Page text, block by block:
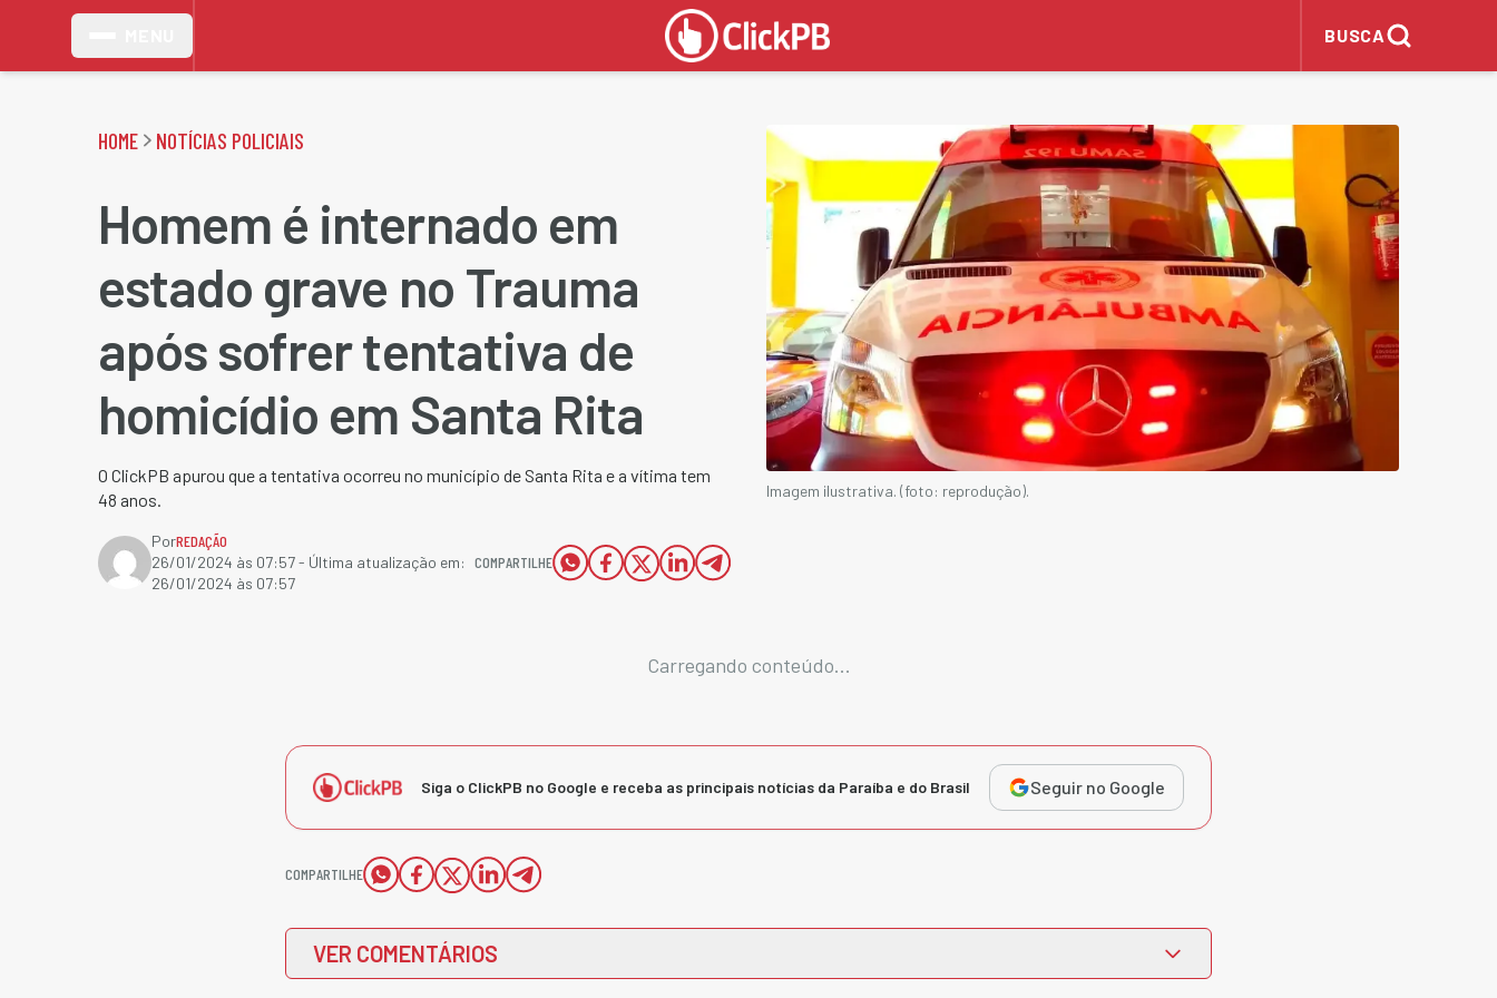
BUSCA
HOME NOTÍCIAS POLICIAIS
Homem é internado em
estado grave no Trauma
após sofrer tentativa de
homicídio em Santa Rita
O ClickPB apurou que a tentativa ocorreu no município de Santa Rita e a vítima tem
48 anos.
PorREDAÇÃO
26/01/2024 às 07:57- Última atualização em:
26/01/2024 às 07:57
COMPARTILHE
Imagem ilustrativa. (foto: reprodução).
Carregando conteúdo...
Siga o ClickPB no Google e receba as principais notícias da Paraíba e do Brasil Seguir no Google
COMPARTILHE
VER COMENTÁRIOS